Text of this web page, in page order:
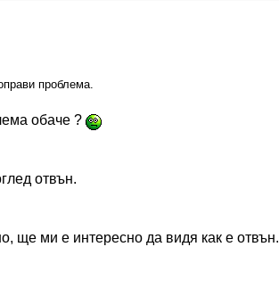
проблема.
обаче ?
отвън.
ще ми е интересно да видя как е отвън.